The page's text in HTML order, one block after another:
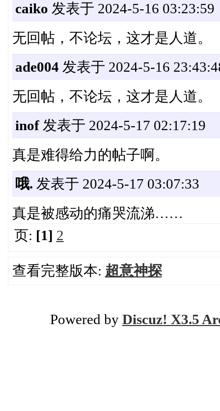
caiko 发表于 2024-5-16 03:23:59
无回帖，不论坛，这才是人道。
ade004 发表于 2024-5-16
无回帖，不论坛，这才是人道。
inof发表于 2024-5-17 02:17:19
真是难得给力的帖子啊。
哦. 发表于 2024-5-17 03:07:33
真是被感动的痛哭流涕……
页: [1] 2
查看完整版本: 超意神探
Powered by Discuz! X3.5